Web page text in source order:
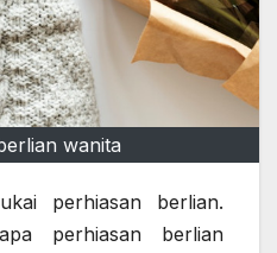
wanita
perhiasan berlian.
perhiasan berlian